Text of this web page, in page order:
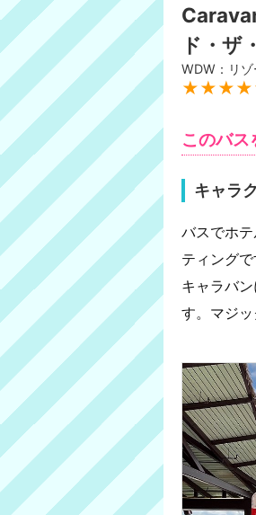
ド・ザ
WDW：リ
このバス
キャラ
バスでホ
ティング
キャラバ
す。マジッ